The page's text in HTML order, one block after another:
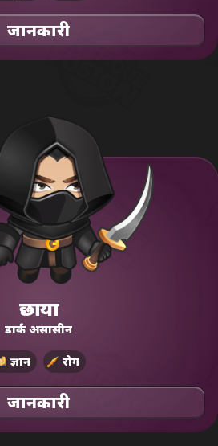
जानकारी
छाया
डार्क असासीन
ज्ञान रोग
जानकारी